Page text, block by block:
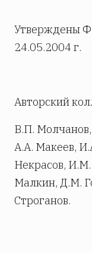
Утверждены
24.05.2004 г.
Авторский
В.П.
А.А. Макеев,
Некрасов,
Малкин, Д.М.
Строганов.